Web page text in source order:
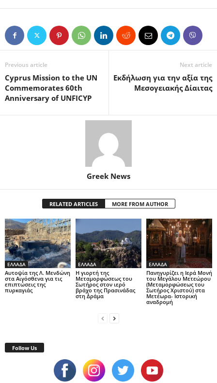
Previous article
Cyprus Mission to the UN
Commemorates 60th
Anniversary of UNFICYP
Next article
Εκδήλωση για την αξία της
Μεσογειακής Δίαιτας
Greek News
RELATED ARTICLES MORE FROM AUTHOR
ΕΛΛΑΔΑ
Αυτοψία της Λ. Μενδώνη
στα Αιγόσθενα για τις
επιπτώσεις της
πυρκαγιάς
ΕΛΛΑΔΑ
Η γιορτή της
Μεταμορφώσεως του
Σωτήρος στον ιερό
βράχο της Πρασινάδας
στη Δράμα
ΕΛΛΑΔΑ
Πανηγυρίζει η Ιερά Μονή
του Μεγάλου Μετεώρου
(Μεταμορφώσεως του
Σωτήρος Χριστού) στα
Μετέωρα- Ιστορική
αναδρομή
Follow Us